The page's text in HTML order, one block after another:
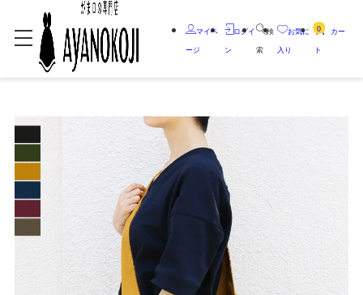
マイペ
ージ
ログイ
ン
検
索
お気に
入り
0 カー
ト